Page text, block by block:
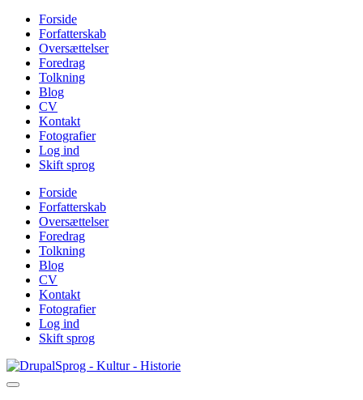
Forside
Forfatterskab
Oversættelser
Foredrag
Tolkning
Blog
CV
Kontakt
Fotografier
Log ind
Skift sprog
Forside
Forfatterskab
Oversættelser
Foredrag
Tolkning
Blog
CV
Kontakt
Fotografier
Log ind
Skift sprog
Gå
til
Sprog - Kultur - Historie